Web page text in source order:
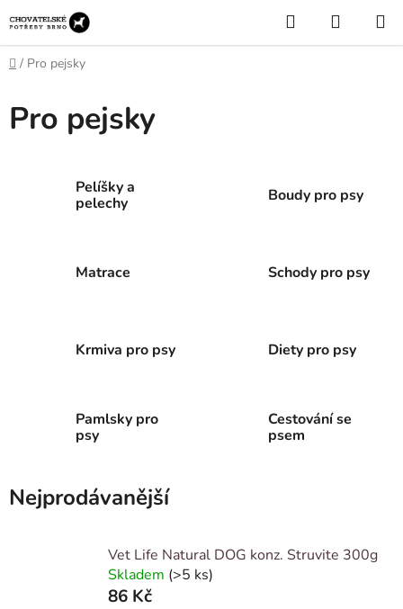
na
obsah
Hledat
KOŠÍK
Domů
/ Pro pejsky
Pro pejsky
Pelíšky a
pelechy
Boudy pro psy
Matrace Schody pro psy
Krmiva pro psy Diety pro psy
Pamlsky pro
psy
Cestování se
psem
Nejprodávanější
Vet Life Natural DOG konz. Struvite 300g
Skladem (>5 ks)
86 Kč